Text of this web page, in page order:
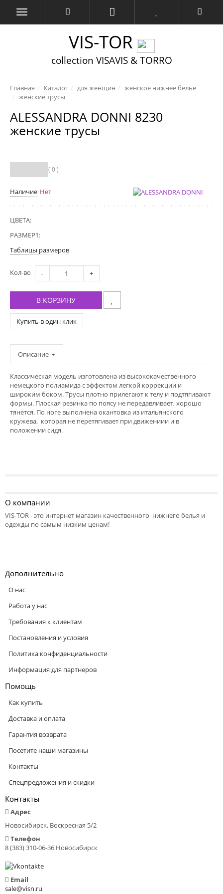
VIS-TOR
collection VISAVIS & TORRO
Главная Каталог для женщин
женское нижнее белье
женские трусы
ALESSANDRA DONNI 8230
женские трусы
( 0 )
Наличие Нет
ЦВЕТА:
РАЗМЕР1:
Таблицы размеров
Кол-во - +
В КОРЗИНУ
Купить в один клик
Описание
Классическая модель изготовлена из высококачественного
немецкого полиамида с эффектом легкой коррекции и
широким боком. Трусы плотно прилегают к телу и подтягивают
формы. Плоская резинка по поясу не передавливает, хорошо
тянется. По ноге выполнена окантовка из итальянского
кружева, которая не перетягивает при движениии и в
положении сидя.
О компании
VIS-TOR - это интернет магазин качественного нижнего белья и
одежды по самым низким ценам!
Дополнительно
О нас
Работа у нас
Требования к клиентам
Постановления и условия
Политика конфиденциальности
Информация для партнеров
Помощь
Как купить
Доставка и оплата
Гарантия возврата
Посетите наши магазины
Контакты
Спецпредложения и скидки
Контакты
Адрес
Новосибирск, Воскресная 5/2
Телефон
8 (383) 310-06-36 Новосибирск
Email
sale@visn.ru